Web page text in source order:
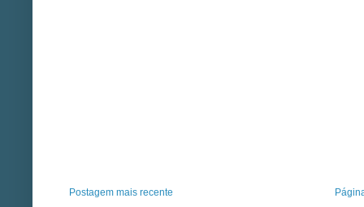
Postagem mais recente